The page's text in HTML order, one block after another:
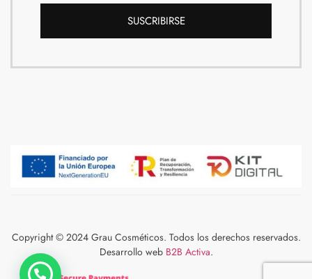
SUSCRIBIRSE
Copyright © 2024 Grau Cosméticos. Todos los derechos reservados.
Desarrollo web B2B Activa.